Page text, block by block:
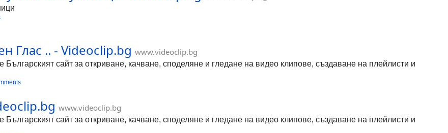
Глас .. - Videoclip.bg www.videoclip.bg
сайт за откриване, качване, споделяне и гледане на видео клипове, създаване на плейлисти и
www.videoclip.bg
сайт за откриване, качване, споделяне и гледане на видео клипове, създаване на плейлисти и